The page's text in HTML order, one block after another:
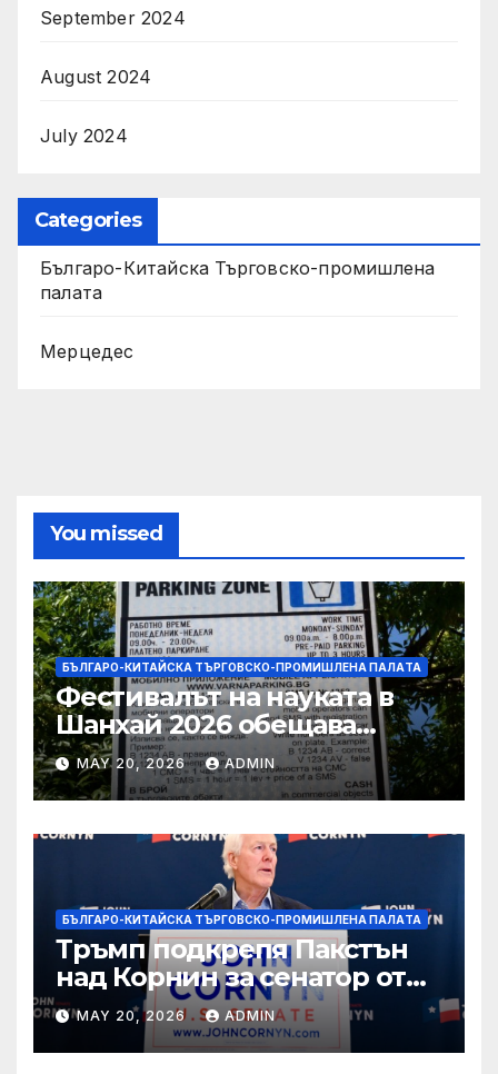
September 2024
August 2024
July 2024
Categories
Българо-Китайска Търговско-промишлена
палaта
Мерцедес
You missed
БЪЛГАРО-КИТАЙСКА ТЪРГОВСКО-ПРОМИШЛЕНА ПАЛAТА
Фестивалът на науката в
Шанхай 2026 обещава
вълнуващи научно-
технологични иновации
MAY 20, 2026 ADMIN
БЪЛГАРО-КИТАЙСКА ТЪРГОВСКО-ПРОМИШЛЕНА ПАЛAТА
Тръмп подкрепя Пакстън
над Корнин за сенатор от
Тексас в шокираща
подкрепа
MAY 20, 2026 ADMIN